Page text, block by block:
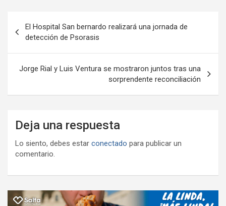
k
p
ail
tir
de
entradas
El Hospital San bernardo realizará una jornada de
detección de Psorasis
Jorge Rial y Luis Ventura se mostraron juntos tras una
sorprendente reconciliación
Deja una respuesta
Lo siento, debes estar conectado para publicar un
comentario.